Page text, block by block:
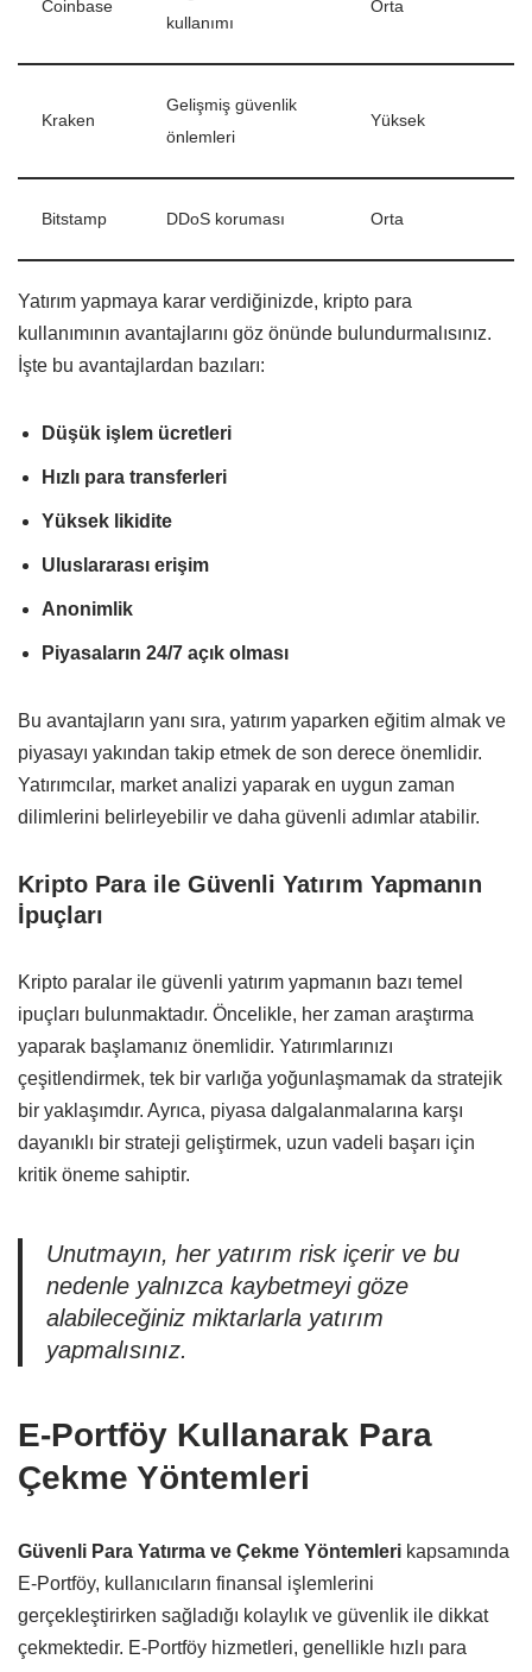
Coinbase
kullanımı
Orta
Kraken
Gelişmiş güvenlik
önlemleri
Yüksek
Bitstamp DDoS koruması Orta
Yatırım yapmaya karar verdiğinizde, kripto para
kullanımının avantajlarını göz önünde bulundurmalısınız.
İşte bu avantajlardan bazıları:
Düşük işlem ücretleri
Hızlı para transferleri
Yüksek likidite
Uluslararası erişim
Anonimlik
Piyasaların 24/7 açık olması
Bu avantajların yanı sıra, yatırım yaparken eğitim almak ve
piyasayı yakından takip etmek de son derece önemlidir.
Yatırımcılar, market analizi yaparak en uygun zaman
dilimlerini belirleyebilir ve daha güvenli adımlar atabilir.
Kripto Para ile Güvenli Yatırım Yapmanın
İpuçları
Kripto paralar ile güvenli yatırım yapmanın bazı temel
ipuçları bulunmaktadır. Öncelikle, her zaman araştırma
yaparak başlamanız önemlidir. Yatırımlarınızı
çeşitlendirmek, tek bir varlığa yoğunlaşmamak da stratejik
bir yaklaşımdır. Ayrıca, piyasa dalgalanmalarına karşı
dayanıklı bir strateji geliştirmek, uzun vadeli başarı için
kritik öneme sahiptir.
Unutmayın, her yatırım risk içerir ve bu
nedenle yalnızca kaybetmeyi göze
alabileceğiniz miktarlarla yatırım
yapmalısınız.
E-Portföy Kullanarak Para
Çekme Yöntemleri
Güvenli Para Yatırma ve Çekme Yöntemleri kapsamında
E-Portföy, kullanıcıların finansal işlemlerini
gerçekleştirirken sağladığı kolaylık ve güvenlik ile dikkat
çekmektedir. E-Portföy hizmetleri, genellikle hızlı para